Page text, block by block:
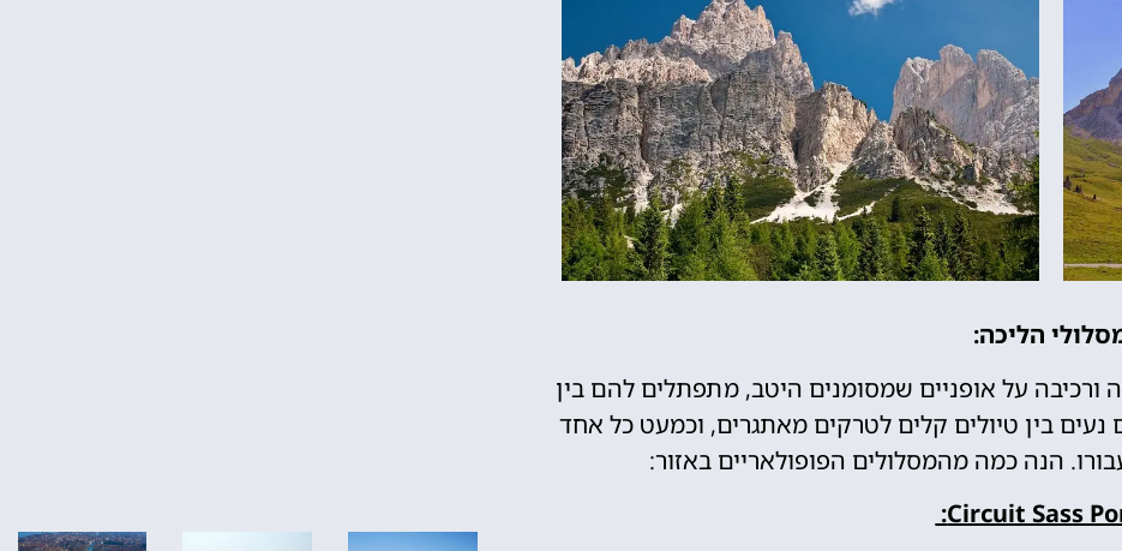
הליכה:
ורכיבה על אופניים שמסומנים היטב, מתפתלים להם בין
נעים בין טיולים קלים לטרקים מאתגרים, וכמעט כל אחד
הנה כמה מהמסלולים הפופולאריים באזור:
Circuit Sass